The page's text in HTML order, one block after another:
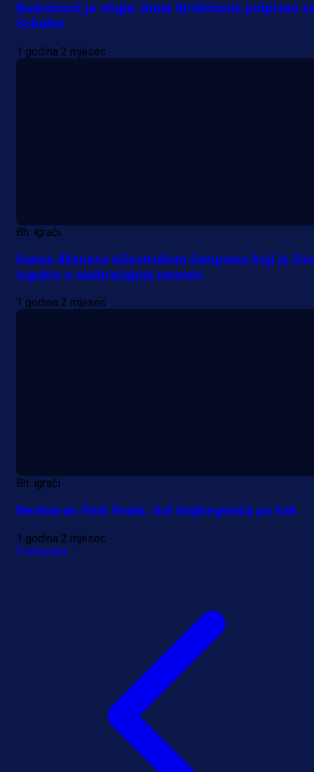
Budućnost je stigla: Amar Ibrišimović potpisao
Schalke
1 godina 2 mjesec
Bh. igrači
Danas dženaza višestrukom šampionu koji je
izgubio u saobraćajnoj nesreći
1 godina 2 mjesec
Bh. igrači
Nestvaran finiš finala: Gol Alajbegovića pa šok
1 godina 2 mjesec
Prethodna